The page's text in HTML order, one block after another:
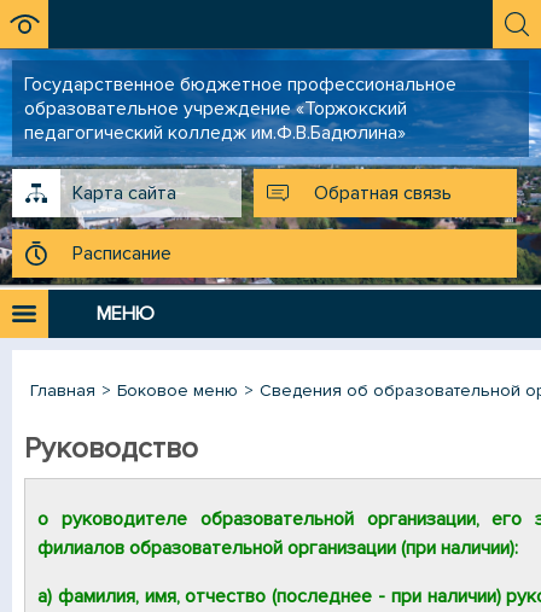
Государственное бюджетное профессиональное
образовательное учреждение «Торжокский
педагогический колледж им.Ф.В.Бадюлина»
Карта сайта Обратная связь
Расписание
МЕНЮ
Главная Боковое меню Сведения об образовательной
Руководство
о руководителе образовательной организации, его
филиалов образовательной организации (при наличии):
а) фамилия, имя, отчество (последнее - при наличии)